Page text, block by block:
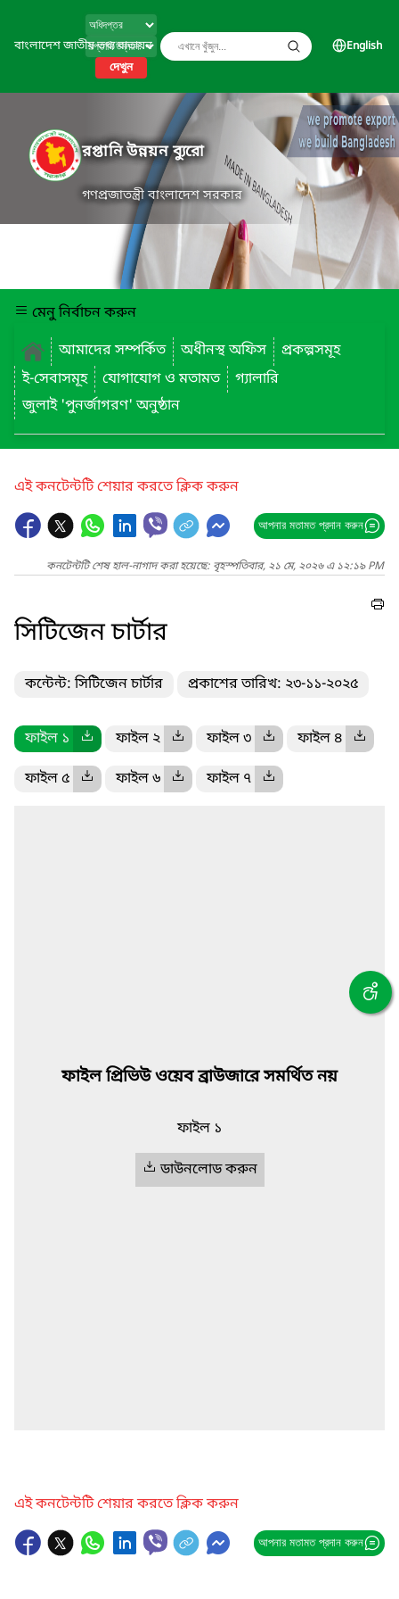
বাংলাদেশ জাতীয় তথ্য বাতায়ন
দেখুন
English
রপ্তানি উন্নয়ন ব্যুরো
গণপ্রজাতন্ত্রী বাংলাদেশ সরকার
মেনু নির্বাচন করুন
আমাদের সম্পর্কিত
অধীনস্থ অফিস
প্রকল্পসমূহ
ই-সেবাসমূহ
যোগাযোগ ও মতামত
গ্যালারি
জুলাই 'পুনর্জাগরণ' অনুষ্ঠান
এই কনটেন্টটি শেয়ার করতে ক্লিক করুন
আপনার মতামত প্রদান করুন
কনটেন্টটি শেষ হাল-নাগাদ করা হয়েছে: বৃহস্পতিবার, ২১ মে, ২০২৬ এ ১২:১৯ PM
সিটিজেন চার্টার
কন্টেন্ট: সিটিজেন চার্টার প্রকাশের তারিখ: ২৩-১১-২০২৫
ফাইল ১ ফাইল ২ ফাইল ৩ ফাইল ৪
ফাইল ৫ ফাইল ৬ ফাইল ৭
ফাইল প্রিভিউ ওয়েব ব্রাউজারে সমর্থিত নয়
ফাইল ১
ডাউনলোড করুন
এই কনটেন্টটি শেয়ার করতে ক্লিক করুন
আপনার মতামত প্রদান করুন